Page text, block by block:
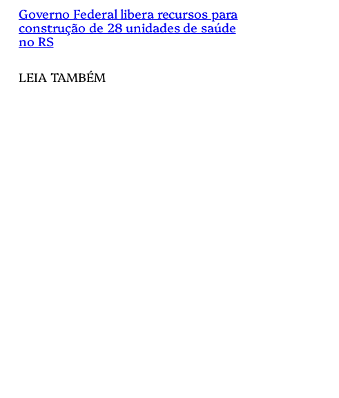
Governo Federal libera recursos para
construção de 28 unidades de saúde
no RS
LEIA TAMBÉM